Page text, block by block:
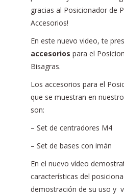
gracias al Posicionador de
Accesorios!
En este nuevo video, te
accesorios para el
Bisagras.
Los accesorios para el
que se muestran en
son:
– Set de centradores M4
– Set de bases con imán
En el nuevo vídeo
características del
demostración de su uso y